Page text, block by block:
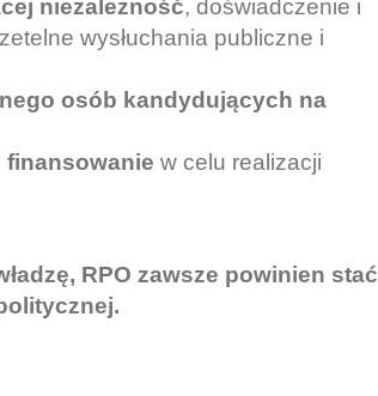
niezależność, doświadczenie i
wysłuchania publiczne i
osób kandydujących na
finansowanie w celu realizacji
RPO zawsze powinien stać